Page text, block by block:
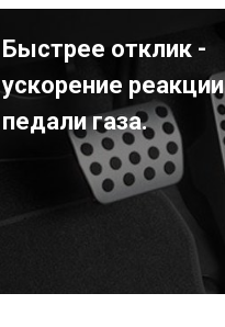
Быстрее отклик -
ускорение реакции
педали газа.